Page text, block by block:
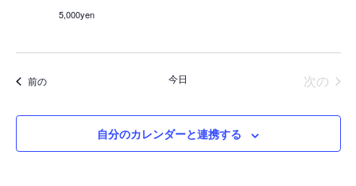
5,000yen
前のイベント 今日 次のイ
自分のカレンダーと連携する